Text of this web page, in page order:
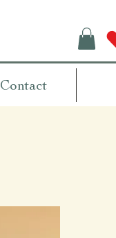
Contact